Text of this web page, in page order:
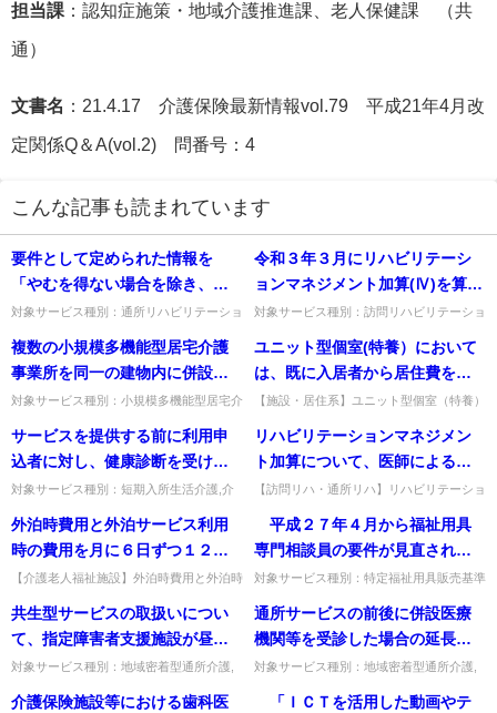
担当課 ：認知症施策・地域介護推進課、老人保健課 （共
通）
文書名 ：21.4.17 介護保険最新情報vol.79 平成21年4月改
定関係Q＆A(vol.2) 問番号：4
こんな記事も読まれています
要件として定められた情報を
「やむを得ない場合を除き、す
べて提出すること」とされてい
れるが、「やむを得ない場合」
とはどのような場合か。
対象サービス種別：通所リハビリテーショ
応型通所介護,短期入所生活介護,短期入所
療養介護,小規模多機...
令和３年３月にリハビリテーシ
ョンマネジメント加算(Ⅳ)を算定
する場合に、令和３年３月末ま
でにＶＩＳＩＴ（通所・訪問リ
ハビリテーションの質の評価デ
ータ収集に係るシステム）への
データ提出ができていない場
合、データ提出はどのように行
えばよいか。
対象サービス種別：訪問リハビリテーショ
報酬「リハビリテーションマネジメント加
算(Ⅳ)について」質問令...
複数の小規模多機能型居宅介護
事業所を同一の建物内に併設す
ることはできるか。また、同一
敷地に別棟で併設することはど
うか。
対象サービス種別：小規模多機能型居宅介
質問複数の小規模多機能型居宅介護事業所
を同一の建物内に併設するこ...
ユニット型個室(特養）において
は、既に入居者から居住費を徴
収しているところだが、現行の
の算定内容についてご教示願い
【施設・居住系】ユニット型個室（特養）
容。既に自己負担化した12,000円と居住費
全体60,000円の...
サービスを提供する前に利用申
込者に対し、健康診断を受ける
ように求めることはできるか。
また、健康診断書作成にかかる
費用の負担はどのように取り扱
うべきか。（短期入所生活介
護、介護老人保健施設における
短期入所療養介護）
対象サービス種別：短期入所生活介護,介
準「サービス利用提供前の健康診断の費用
負担とサービス提供拒否」質...
リハビリテーションマネジメン
ト加算について、医師による説
明があった月のみ270単位が加算
されるのか。
【訪問リハ・通所リハ】リハビリテーショ
説明があった月のみ加算されるのか。3月
に1回以上説明していれば...
外泊時費用と外泊サービス利用
時の費用を月に６日ずつ１２日
間算定することは可能か。
【介護老人福祉施設】外泊時費用と外泊時
12日間算定できるか。可能である。出
典：平成30年度介護報酬改定...
平成２７年４月から福祉用具
専門相談員の要件が見直される
ことに伴う経過措置について、
① 人員基準についても経過措
置期間中は養成研修修了者の配
置により満たされるということ
でよいか。 ② 経過措置の適用
は既に福祉用具専門相談員とし
対象サービス種別：特定福祉用具販売基準
格要件について」質問 平成２７年４月か
ら福祉用具専門相談員の要件...
共生型サービスの取扱いについ
て、指定障害者支援施設が昼間
に行う日中活動系サービスは共
生型サービスの対象であるか。
対象サービス種別：地域密着型通所介護,
その他Q&A「障害者施設が日中に提供す
通所サービスの前後に併設医療
機関等を受診した場合の延長加
算について
対象サービス種別：地域密着型通所介護,
運営基準「併設医療機関の受診の場合の取
介護保険施設等における歯科医
「ＩＣＴを活用した動画やテ